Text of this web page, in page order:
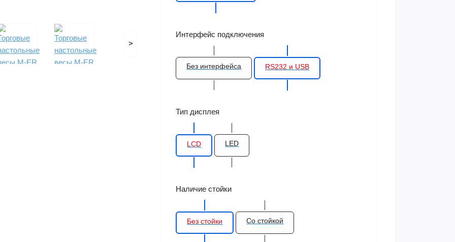
>
Интерфейс подключения
Без интерфейса RS232 и USB
Тип дисплея
LCD LED
Наличие стойки
Без стойки Со стойкой